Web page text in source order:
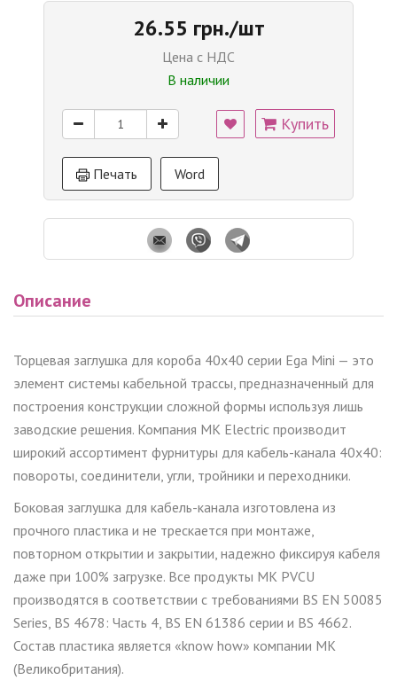
26.55 грн./шт
Цена с НДС
В наличии
Купить
Печать Word
Описание
Торцевая заглушка для короба 40x40 серии Ega Mini — это
элемент системы кабельной трассы, предназначенный для
построения конструкции сложной формы используя лишь
заводские решения. Компания MK Electric производит
широкий ассортимент фурнитуры для кабель-канала 40x40:
повороты, соединители, угли, тройники и переходники.
Боковая заглушка для кабель-канала изготовлена из
прочного пластика и не трескается при монтаже,
повторном открытии и закрытии, надежно фиксируя кабеля
даже при 100% загрузке. Все продукты МК PVCU
производятся в соответствии с требованиями BS EN 50085
Series, BS 4678: Часть 4, BS EN 61386 серии и BS 4662.
Состав пластика является «know how» компании МК
(Великобритания).